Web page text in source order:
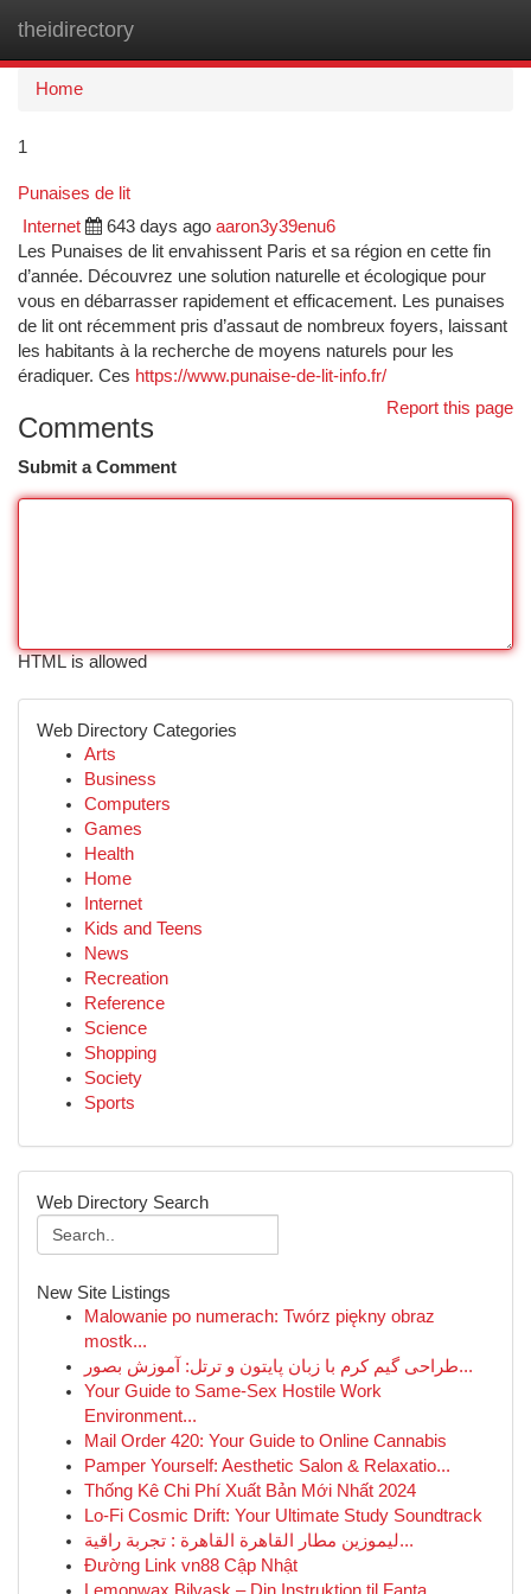
theidirectory
Home
1
Punaises de lit
Internet 643 days ago aaron3y39enu6
Les Punaises de lit envahissent Paris et sa région en cette fin
d’année. Découvrez une solution naturelle et écologique pour
vous en débarrasser rapidement et efficacement. Les punaises
de lit ont récemment pris d’assaut de nombreux foyers, laissant
les habitants à la recherche de moyens naturels pour les
éradiquer. Ces https://www.punaise-de-lit-info.fr/
Report this page
Comments
Submit a Comment
HTML is allowed
Web Directory Categories
Arts
Business
Computers
Games
Health
Home
Internet
Kids and Teens
News
Recreation
Reference
Science
Shopping
Society
Sports
Web Directory Search
New Site Listings
Malowanie po numerach: Twórz piękny obraz
mostk...
طراحی گیم کرم با زبان پایتون و ترتل: آموزش بصور...
Your Guide to Same-Sex Hostile Work
Environment...
Mail Order 420: Your Guide to Online Cannabis
Pamper Yourself: Aesthetic Salon & Relaxatio...
Thống Kê Chi Phí Xuất Bản Mới Nhất 2024
Lo-Fi Cosmic Drift: Your Ultimate Study Soundtrack
ليموزين مطار القاهرة القاهرة : تجربة راقية...
Đường Link vn88 Cập Nhật